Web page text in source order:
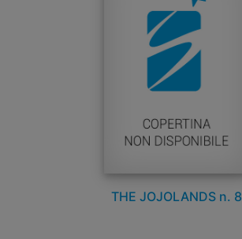
THE JOJOLANDS n. 8